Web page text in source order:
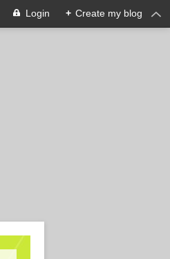
Login + Create my blog